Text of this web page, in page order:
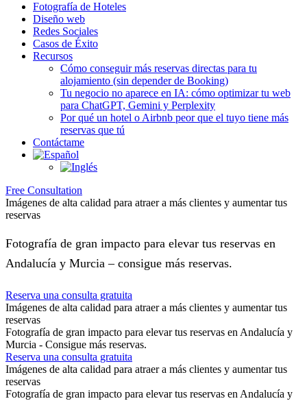
Fotografía de Hoteles
Diseño web
Redes Sociales
Casos de Éxito
Recursos
Cómo conseguir más reservas directas para tu
alojamiento (sin depender de Booking)
Tu negocio no aparece en IA: cómo optimizar tu web
para ChatGPT, Gemini y Perplexity
Por qué un hotel o Airbnb peor que el tuyo tiene más
reservas que tú
Contáctame
Free Consultation
Imágenes de alta calidad para atraer a más clientes y aumentar tus
reservas
Fotografía de gran impacto para elevar tus reservas en
Andalucía y Murcia – consigue más reservas.
Reserva una consulta gratuita
Imágenes de alta calidad para atraer a más clientes y aumentar tus
reservas
Fotografía de gran impacto para elevar tus reservas en Andalucía y
Murcia - Consigue más reservas.
Reserva una consulta gratuita
Imágenes de alta calidad para atraer a más clientes y aumentar tus
reservas
Fotografía de gran impacto para elevar tus reservas en Andalucía y